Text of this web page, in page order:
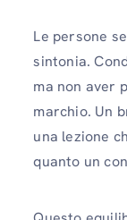
Le persone
sintonia.
ma non aver
marchio. Un
una lezione
quanto un